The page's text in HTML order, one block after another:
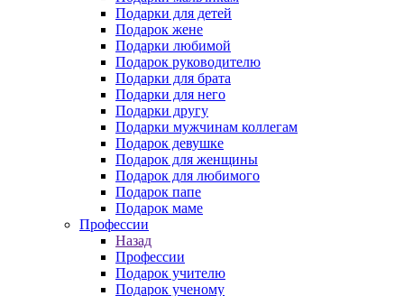
Подарки для детей
Подарок жене
Подарки любимой
Подарок руководителю
Подарки для брата
Подарки для него
Подарки другу
Подарки мужчинам коллегам
Подарок девушке
Подарок для женщины
Подарок для любимого
Подарок папе
Подарок маме
Профессии
Назад
Профессии
Подарок учителю
Подарок ученому